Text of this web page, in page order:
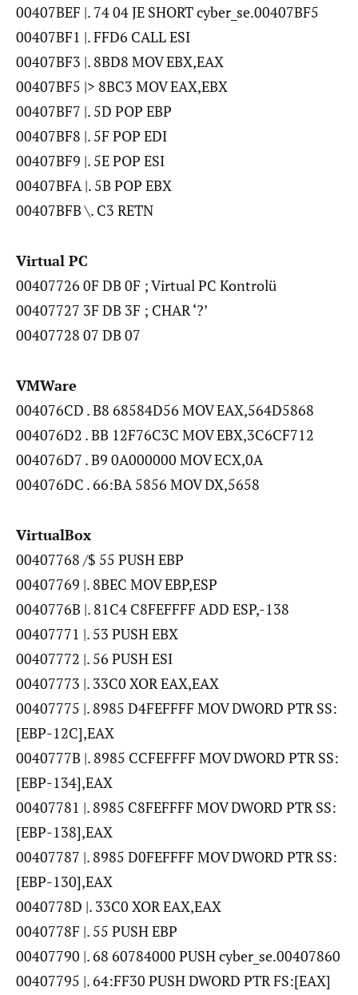
00407BEF |. 74 04 JE SHORT cyber_se.00407BF5
00407BF1 |. FFD6 CALL ESI
00407BF3 |. 8BD8 MOV EBX,EAX
00407BF5 |> 8BC3 MOV EAX,EBX
00407BF7 |. 5D POP EBP
00407BF8 |. 5F POP EDI
00407BF9 |. 5E POP ESI
00407BFA |. 5B POP EBX
00407BFB \. C3 RETN
Virtual PC
00407726 0F DB 0F ; Virtual PC Kontrolü
00407727 3F DB 3F ; CHAR ‘?’
00407728 07 DB 07
VMWare
004076CD . B8 68584D56 MOV EAX,564D5868
004076D2 . BB 12F76C3C MOV EBX,3C6CF712
004076D7 . B9 0A000000 MOV ECX,0A
004076DC . 66:BA 5856 MOV DX,5658
VirtualBox
00407768 /$ 55 PUSH EBP
00407769 |. 8BEC MOV EBP,ESP
0040776B |. 81C4 C8FEFFFF ADD ESP,-138
00407771 |. 53 PUSH EBX
00407772 |. 56 PUSH ESI
00407773 |. 33C0 XOR EAX,EAX
00407775 |. 8985 D4FEFFFF MOV DWORD PTR SS:
[EBP-12C],EAX
0040777B |. 8985 CCFEFFFF MOV DWORD PTR SS:
[EBP-134],EAX
00407781 |. 8985 C8FEFFFF MOV DWORD PTR SS:
[EBP-138],EAX
00407787 |. 8985 D0FEFFFF MOV DWORD PTR SS:
[EBP-130],EAX
0040778D |. 33C0 XOR EAX,EAX
0040778F |. 55 PUSH EBP
00407790 |. 68 60784000 PUSH cyber_se.00407860
00407795 |. 64:FF30 PUSH DWORD PTR FS:[EAX]